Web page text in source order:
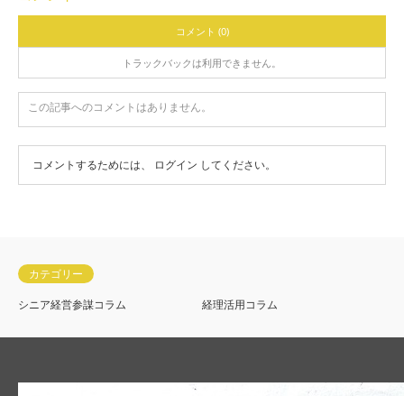
コメント (0)
トラックバックは利用できません。
この記事へのコメントはありません。
コメントするためには、 ログイン してください。
カテゴリー
シニア経営参謀コラム
経理活用コラム